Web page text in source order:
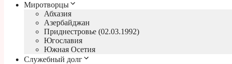
Миротворцы
Абхазия
Азербайджан
Приднестровье (02.03.1992)
Югославия
Южная Осетия
Служебный долг